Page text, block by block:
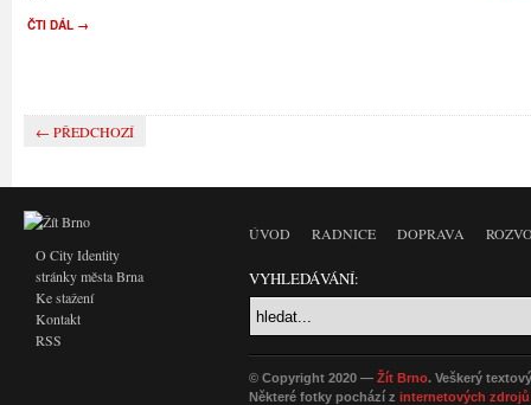
ČTI DÁL →
← PŘEDCHOZÍ
O City Identity
stránky města Brna
Ke stažení
Kontakt
RSS
ÚVOD RADNICE DOPRAVA
VYHLEDÁVÁNÍ:
© Copyright 2020 — Žít Brno. Veškerý
Některé fotky pochází z internetových